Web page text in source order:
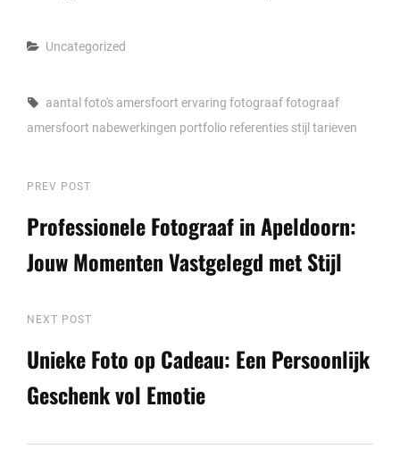
Categories
Uncategorized
Tags,
aantal foto's amersfoort ervaring fotograaffotograaf
amersfoort nabewerkingen portfolio referenties stijl tarieven
Berichtnavigatie
Previous
Post
PREV POST
Professionele Fotograaf in Apeldoorn:
Jouw Momenten Vastgelegd met Stijl
Next
Post
NEXT POST
Unieke Foto op Cadeau: Een Persoonlijk
Geschenk vol Emotie